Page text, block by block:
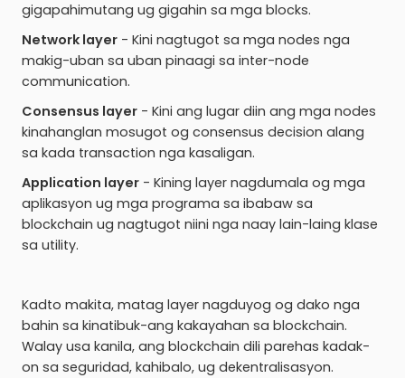
gigapahimutang ug gigahin sa mga blocks.
Network layer - Kini nagtugot sa mga nodes nga
makig-uban sa uban pinaagi sa inter-node
communication.
Consensus layer - Kini ang lugar diin ang mga nodes
kinahanglan mosugot og consensus decision alang
sa kada transaction nga kasaligan.
Application layer - Kining layer nagdumala og mga
aplikasyon ug mga programa sa ibabaw sa
blockchain ug nagtugot niini nga naay lain-laing klase
sa utility.
Kadto makita, matag layer nagduyog og dako nga
bahin sa kinatibuk-ang kakayahan sa blockchain.
Walay usa kanila, ang blockchain dili parehas kadak-
on sa seguridad, kahibalo, ug dekentralisasyon.